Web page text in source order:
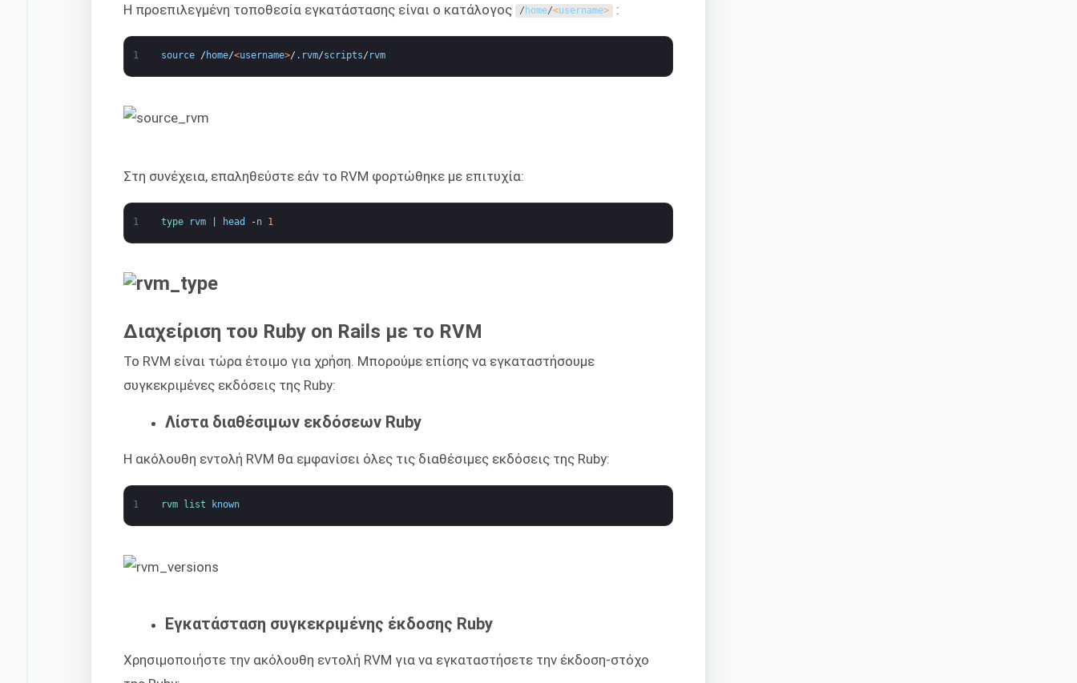
Η προεπιλεγμένη τοποθεσία εγκατάστασης είναι ο κατάλογος /home/<username> :
1 source / home/<username>/ . rvm/scripts/ rvm
Στη συνέχεια, επαληθεύστε εάν το RVM φορτώθηκε με επιτυχία:
1 type rvm head -n 1
Διαχείριση του Ruby on Rails με το RVM
Το RVM είναι τώρα έτοιμο για χρήση. Μπορούμε επίσης να εγκαταστήσουμε
συγκεκριμένες εκδόσεις της Ruby:
Λίστα διαθέσιμων εκδόσεων Ruby
Η ακόλουθη εντολή RVM θα εμφανίσει όλες τις διαθέσιμες εκδόσεις της Ruby:
1 rvm list known
Εγκατάσταση συγκεκριμένης έκδοσης Ruby
Χρησιμοποιήστε την ακόλουθη εντολή RVM για να εγκαταστήσετε την έκδοση-στόχο